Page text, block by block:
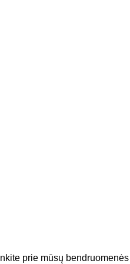
prie mūsų bendruomenės